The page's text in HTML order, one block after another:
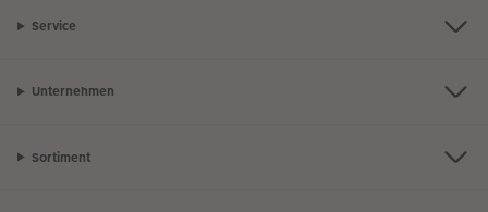
Service
Unternehmen
Sortiment